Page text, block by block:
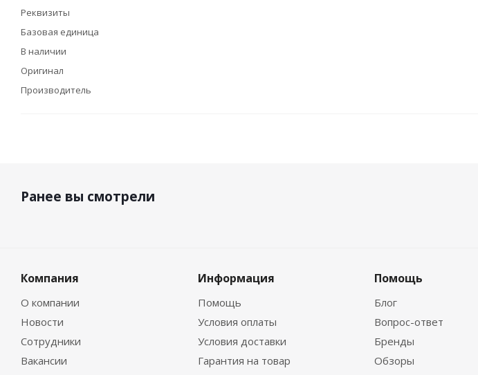
Реквизиты
Базовая единица
В наличии
Оригинал
Производитель
Ранее вы смотрели
Компания
О компании
Новости
Сотрудники
Вакансии
Информация
Помощь
Условия оплаты
Условия доставки
Гарантия на товар
Помощь
Блог
Вопрос-ответ
Бренды
Обзоры